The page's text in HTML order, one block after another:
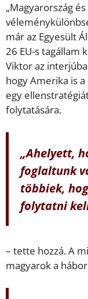
„Magyarország
már az Egyesült
26 EU-s tagállam
Viktor az
hogy Amerika is
egy
folytatására.
„Ahelyett,
foglaltunk
többiek,
folytatni
– tette hozzá. A
magyarok a